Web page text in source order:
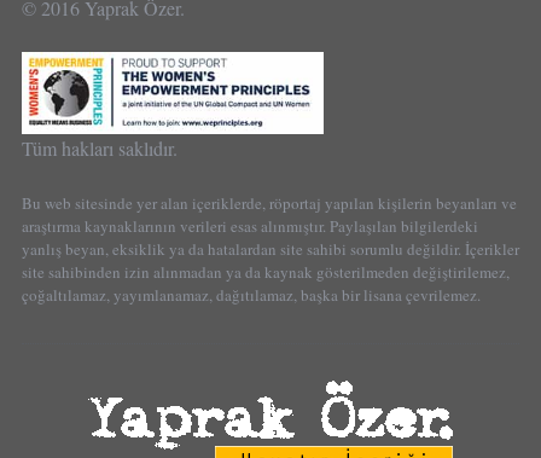
© 2016 Yaprak Özer.
Tüm hakları saklıdır.
Bu web sitesinde yer alan içeriklerde, röportaj yapılan kişilerin beyanları ve
araştırma kaynaklarının verileri esas alınmıştır. Paylaşılan bilgilerdeki
yanlış beyan, eksiklik ya da hatalardan site sahibi sorumlu değildir. İçerikler
site sahibinden izin alınmadan ya da kaynak gösterilmeden değiştirilemez,
çoğaltılamaz, yayımlanamaz, dağıtılamaz, başka bir lisana çevrilemez.